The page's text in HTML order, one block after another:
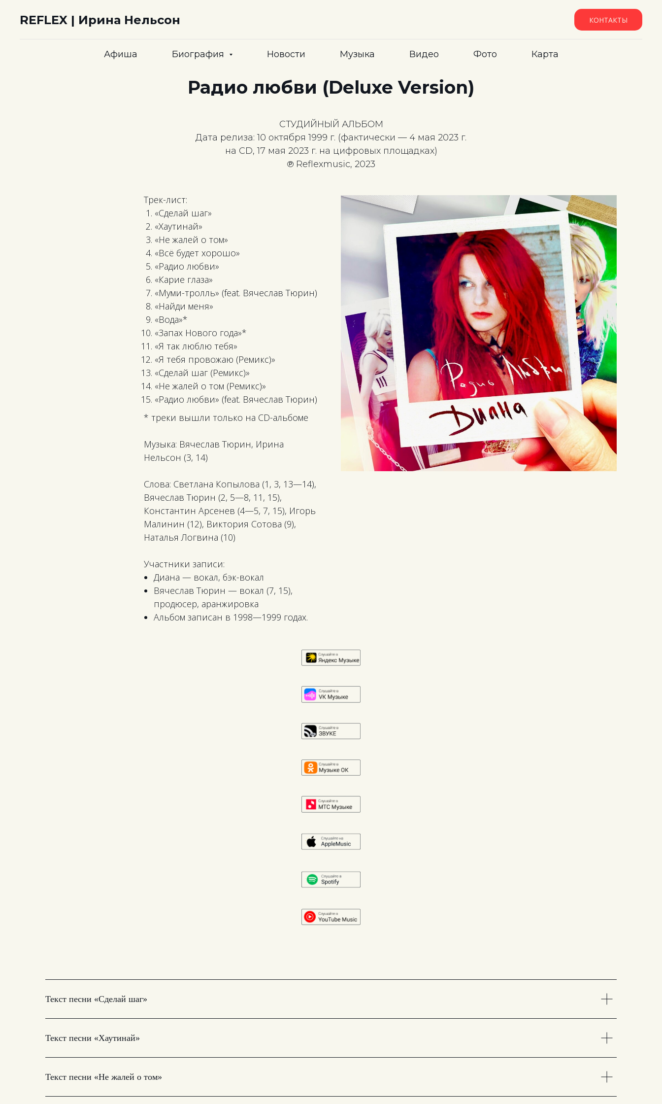
REFLEX | Ирина Нельсон КОНТАКТЫ
Афиша Биография Новости Музыка Видео Фото Карта
Радио любви (Deluxe Version)
СТУДИЙНЫЙ АЛЬБОМ
Дата релиза: 10 октября 1999 г. (фактически — 4 мая 2023 г.
на CD, 17 мая 2023 г. на цифровых площадках)
℗ Reflexmusic, 2023
Трек-лист:
«Сделай шаг»
«Хаутинай»
«Не жалей о том»
«Всё будет хорошо»
«Радио любви»
«Карие глаза»
«Муми-тролль» (feat. Вячеслав Тюрин)
«Найди меня»
«Вода»*
«Запах Нового года»*
«Я так люблю тебя»
«Я тебя провожаю (Ремикс)»
«Сделай шаг (Ремикс)»
«Не жалей о том (Ремикс)»
«Радио любви» (feat. Вячеслав Тюрин)
* треки вышли только на CD-альбоме
Музыка: Вячеслав Тюрин, Ирина
Нельсон (3, 14)
Слова: Светлана Копылова (1, 3, 13—14),
Вячеслав Тюрин (2, 5—8, 11, 15),
Константин Арсенев (4—5, 7, 15), Игорь
Малинин (12), Виктория Сотова (9),
Наталья Логвина (10)
Участники записи:
Диана — вокал, бэк-вокал
Вячеслав Тюрин — вокал (7, 15),
продюсер, аранжировка
Альбом записан в 1998—1999 годах.
Текст песни «Сделай шаг»
Текст песни «Хаутинай»
Текст песни «Не жалей о том»